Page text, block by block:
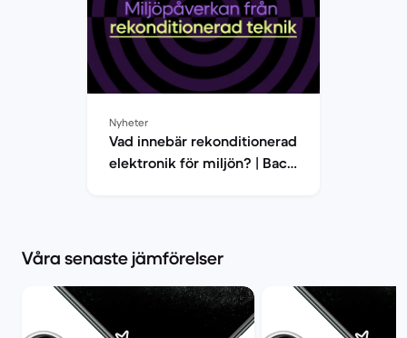
Nyheter
Vad innebär rekonditionerad
elektronik för miljön? | Back
Våra senaste jämförelser